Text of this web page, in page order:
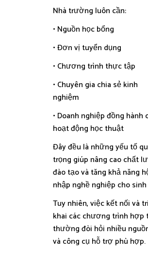
Nhà trường luôn cần:
• Nguồn học bổng
• Đơn vị tuyển dụng
• Chương trình thực tập
• Chuyên gia chia sẻ kinh
nghiệm
• Doanh nghiệp đồng hành
hoạt động học thuật
Đây đều là những yếu tố
trọng giúp nâng cao chất
đào tạo và tăng khả năng
nhập nghề nghiệp cho
Tuy nhiên, việc kết nối và
khai các chương trình hợp
thường đòi hỏi nhiều
và công cụ hỗ trợ phù hợp.